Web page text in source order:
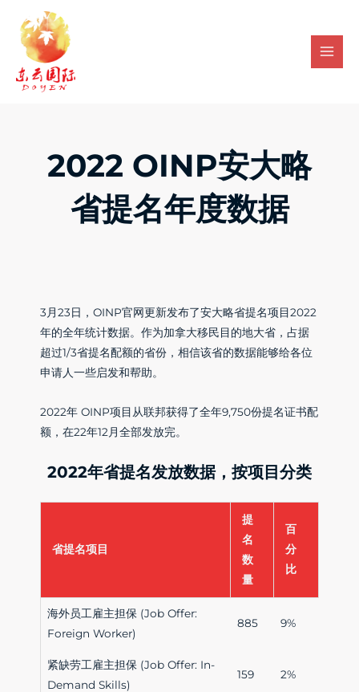
content
2022 OINP安大略
省提名年度数据
3月23日，OINP官网更新发布了安大略省提名项目2022
年的全年统计数据。作为加拿大移民目的地大省，占据
超过1/3省提名配额的省份，相信该省的数据能够给各位
申请人一些启发和帮助。
2022年 OINP项目从联邦获得了全年9,750份提名证书配
额，在22年12月全部发放完。
2022年省提名发放数据，按项目分类
省提名项目
提
名
数
量
百
分
比
海外员工雇主担保 (Job Offer:
Foreign Worker)
885 9%
紧缺劳工雇主担保 (Job Offer: In-
Demand Skills)
159 2%